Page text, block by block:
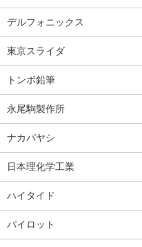
デルフォニックス
東京スライダ
トンボ鉛筆
永尾駒製作所
ナカバヤシ
日本理化学工業
ハイタイド
パイロット